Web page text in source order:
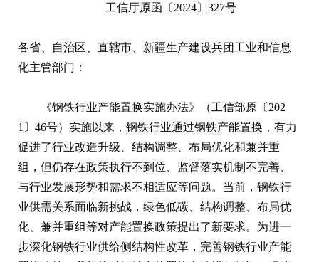
工信厅原函〔2024〕327号
各省、自治区、直辖市、新疆生产建设兵团工业和信息
化主管部门：
《钢铁行业产能置换实施办法》（工信部原〔202
1〕46号）实施以来，钢铁行业通过钢铁产能置换，有力
促进了行业改造升级、结构调整、布局优化和兼并重
组，但仍存在政策执行不到位、监督落实机制不完善、
与行业发展形势和需求不相适应等问题。当前，钢铁行
业供需关系面临新挑战，绿色低碳、结构调整、布局优
化、兼并重组等对产能置换政策提出了新要求。为进一
步深化钢铁行业供给侧结构性改革，完善钢铁行业产能